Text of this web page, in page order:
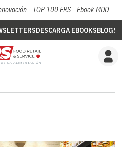
TOP 100 FRS Ebook MDD
DESCARGA EBOOKSBLOGS